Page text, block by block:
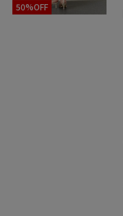
50%OFF